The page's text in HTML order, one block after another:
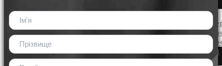
Події
КОНТАКТИ
UA